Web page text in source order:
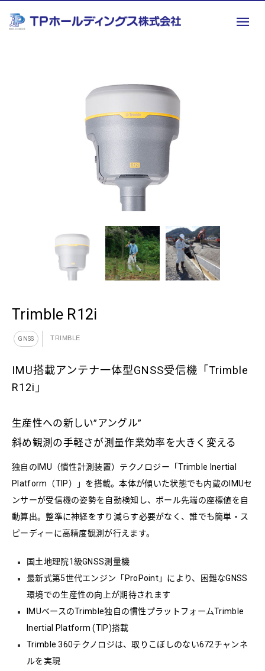
Trimble R12i
GNSS TRIMBLE
IMU搭載アンテナ一体型GNSS受信機「Trimble
R12i」
生産性への新しい”アングル”
斜め観測の手軽さが測量作業効率を大きく変える
独自のIMU（慣性計測装置）テクノロジー「Trimble Inertial
Platform（TIP）」を搭載。本体が傾いた状態でも内蔵のIMUセ
ンサーが受信機の姿勢を自動検知し、ポール先端の座標値を自
動算出。整準に神経をすり減らす必要がなく、誰でも簡単・ス
ピーディーに高精度観測が行えます。
国土地理院1級GNSS測量機
最新式第5世代エンジン「ProPoint」により、困難なGNSS
環境での生産性の向上が期待されます
IMUベースのTrimble独自の慣性プラットフォームTrimble
Inertial Platform (TIP)搭載
Trimble 360テクノロジは、取りこぼしのない672チャンネ
ルを実現